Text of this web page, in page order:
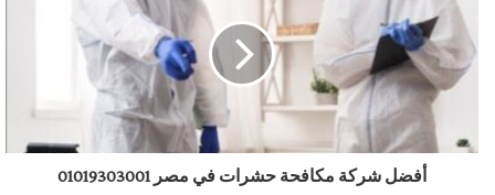
أفضل شركة مكافحة حشرات في مصر 01019303001